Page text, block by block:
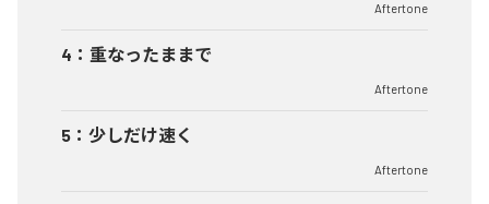
Aftertone
4 ： 重なったままで
Aftertone
5 ： 少しだけ速く
Aftertone